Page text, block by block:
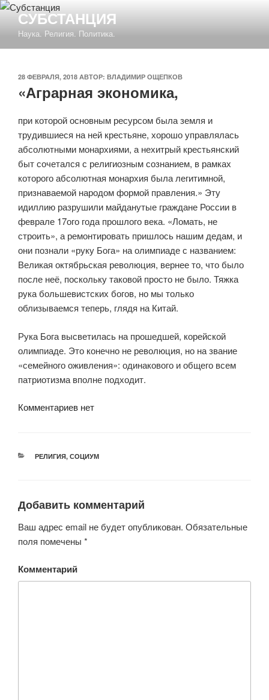
Перейти
содержимому
СУБСТАНЦИЯ
Наука. Религия. Политика.
ОПУБЛИКОВАНО
28 ФЕВРАЛЯ, 2018 АВТОР: ВЛАДИМИР ОЩЕПКОВ
«Аграрная экономика,
при которой основным ресурсом была земля и
трудившиеся на ней крестьяне, хорошо управлялась
абсолютными монархиями, а нехитрый крестьянский
быт сочетался с религиозным сознанием, в рамках
которого абсолютная монархия была легитимной,
признаваемой народом формой правления.» Эту
идиллию разрушили майданутые граждане России в
феврале 17ого года прошлого века. «Ломать, не
строить», а ремонтировать пришлось нашим дедам, и
они познали «руку Бога» на олимпиаде с названием:
Великая октябрьская революция, вернее то, что было
после неё, поскольку таковой просто не было. Тяжка
рука большевистских богов, но мы только
облизываемся теперь, глядя на Китай.
Рука Бога высветилась на прошедшей, корейской
олимпиаде. Это конечно не революция, но на звание
«семейного оживления»: одинакового и общего всем
патриотизма вполне подходит.
Комментариев нет
РУБРИКИ
РЕЛИГИЯ, СОЦИУМ
Добавить комментарий
Ваш адрес email не будет опубликован. Обязательные
поля помечены *
Комментарий